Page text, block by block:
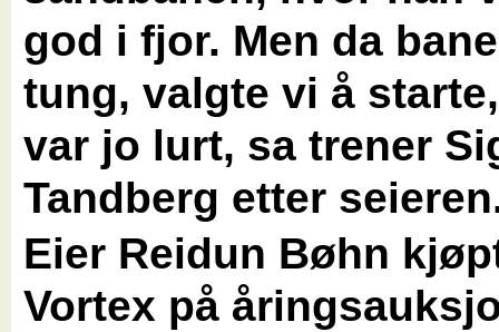
god i fjor. Men da
tung, valgte vi å
var jo lurt, sa trener
Tandberg etter
Eier Reidun Bøhn
Vortex på